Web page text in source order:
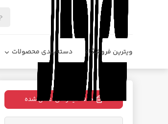
ویترین فروشگاه دسته‌بندی محصولات
حذف فیلترهای اعمال شده